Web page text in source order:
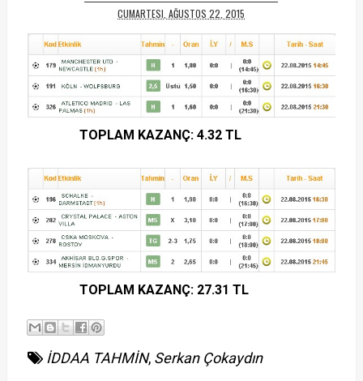
CUMARTESI, AĞUSTOS 22, 2015
TOPLAM KAZANÇ: 4.32 TL
TOPLAM KAZANÇ: 27.31 TL
İDDAA TAHMİN, Serkan Çokaydın